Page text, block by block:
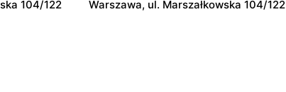
104/122 Warszawa, ul. Marszałkowska 104/122